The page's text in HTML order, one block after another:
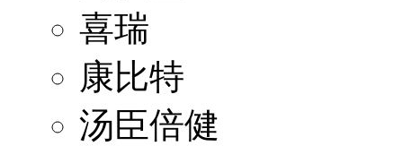
喜瑞
康比特
汤臣倍健